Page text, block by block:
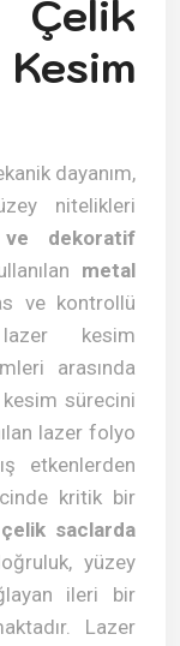
dayanım,
nitelikleri
ve dekoratif
metal
ve kontrollü
lazer kesim
arasında
sürecini
lazer folyo
etkenlerden
kritik bir
saclarda
yüzey
ileri bir
Lazer